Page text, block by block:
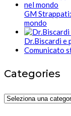
GM
mondo
Dr.Biscardi e
Comunicato
Categories
Categories